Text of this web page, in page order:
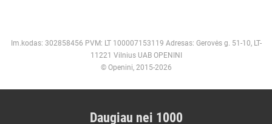
Im.kodas: 302858456 PVM: LT 100007153119 Adresas: Gerovės g. 51-10, LT-
11221 Vilnius UAB OPENINI
© Openini, 2015-2026
Daugiau nei 1000